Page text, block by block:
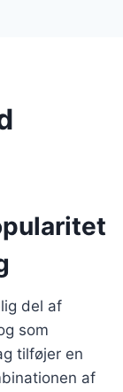
del af
som
tilføjer en
af